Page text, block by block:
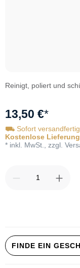
Reinigt, poliert und
13,50 €*
⛟ Sofort versandfertig
Kostenlose
* inkl. MwSt., zzgl.
Produkt
FINDE EIN